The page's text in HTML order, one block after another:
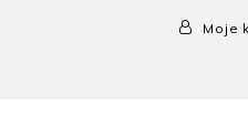
Moje